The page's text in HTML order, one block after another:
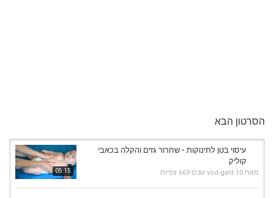
הסרטון הבא
05:15
עיסוי בטן לתינוקות - שחרור גזים והקלה בכאבי
קוליק
מאת vod-galit 10 שנים 669 צפיות